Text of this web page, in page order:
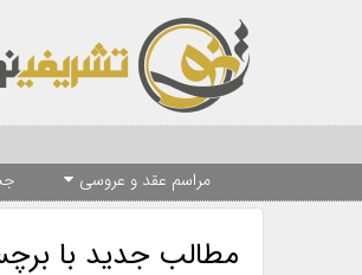
مراسم عقد و عروسی
مطالب جدید با